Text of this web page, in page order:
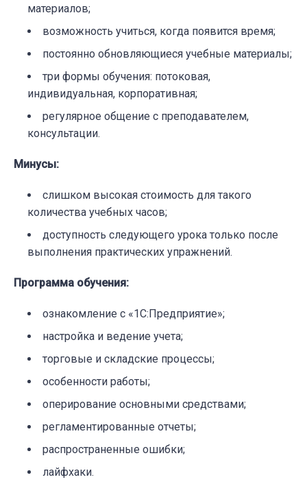
материалов;
возможность учиться, когда появится время;
постоянно обновляющиеся учебные материалы;
три формы обучения: потоковая,
индивидуальная, корпоративная;
регулярное общение с преподавателем,
консультации.
Минусы:
слишком высокая стоимость для такого
количества учебных часов;
доступность следующего урока только после
выполнения практических упражнений.
Программа обучения:
ознакомление с «1С:Предприятие»;
настройка и ведение учета;
торговые и складские процессы;
особенности работы;
оперирование основными средствами;
регламентированные отчеты;
распространенные ошибки;
лайфхаки.